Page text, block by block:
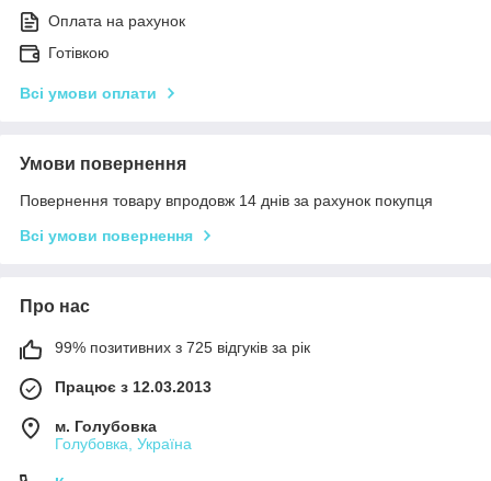
Оплата на рахунок
Готівкою
Всі умови оплати
Умови повернення
Повернення товару впродовж 14 днів за рахунок покупця
Всі умови повернення
Про нас
99% позитивних з 725 відгуків за рік
Працює з 12.03.2013
м. Голубовка
Голубовка, Україна